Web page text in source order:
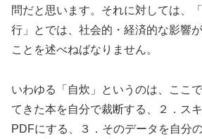
問だと思います。それに対しては、
行」とでは、社会的・経済的な影響
ことを述べねばなりません。
いわゆる「自炊」というのは、ここ
てきた本を自分で裁断する、２．ス
PDFにする、３．そのデータを自分